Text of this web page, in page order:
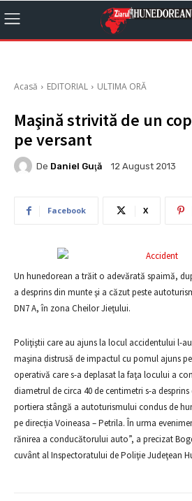
Acasă EDITORIAL ULTIMA ORĂ
Maşină strivită de un
pe versant
De Daniel Guţă 12 August 2013
Facebook X
Un hunedorean a trăit o adevărată spaimă,
a desprins din munte şi a căzut peste
DN7 A, în zona Cheilor Jieţului.
Poliţiştii care au ajuns la locul accidentului l-
maşina distrusă de impactul cu pomul ajuns
operativă care s-a deplasat la faţa locului a
diametrul de circa 40 de centimetri s-a
portiera stângă a autoturismului condus de
pe direcția Voineasa – Petrila. În urma
rănirea a conducătorului auto”, a precizat
cuvânt al Inspectoratului de Poliţie Judeţean